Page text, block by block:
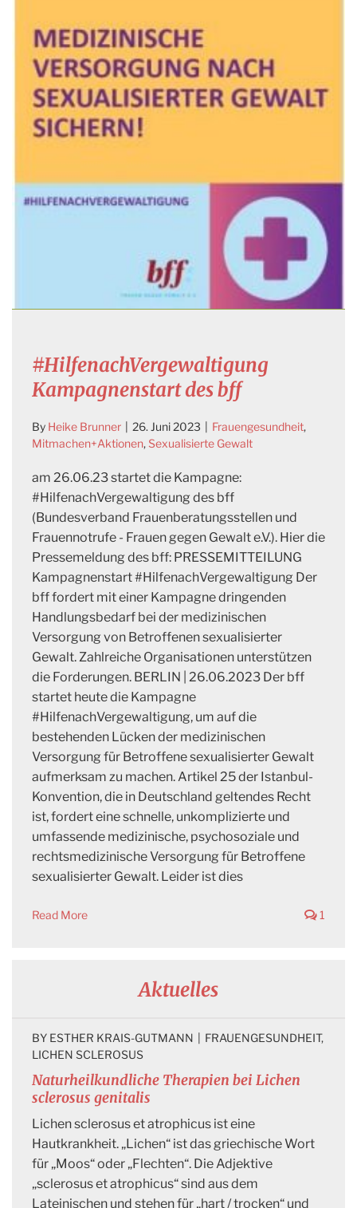
#HilfenachVergewaltigung
Kampagnenstart des bff
By Heike Brunner 26. Juni 2023 Frauengesundheit,
Mitmachen+Aktionen, Sexualisierte Gewalt
am 26.06.23 startet die Kampagne:
#HilfenachVergewaltigung des bff
(Bundesverband Frauenberatungsstellen und
Frauennotrufe - Frauen gegen Gewalt e.V.). Hier die
Pressemeldung des bff: PRESSEMITTEILUNG
Kampagnenstart #HilfenachVergewaltigung Der
bff fordert mit einer Kampagne dringenden
Handlungsbedarf bei der medizinischen
Versorgung von Betroffenen sexualisierter
Gewalt. Zahlreiche Organisationen unterstützen
die Forderungen. BERLIN | 26.06.2023 Der bff
startet heute die Kampagne
#HilfenachVergewaltigung, um auf die
bestehenden Lücken der medizinischen
Versorgung für Betroffene sexualisierter Gewalt
aufmerksam zu machen. Artikel 25 der Istanbul-
Konvention, die in Deutschland geltendes Recht
ist, fordert eine schnelle, unkomplizierte und
umfassende medizinische, psychosoziale und
rechtsmedizinische Versorgung für Betroffene
sexualisierter Gewalt. Leider ist dies
Read More 1
Aktuelles
Naturheilkundliche Therapien bei Lichen
sclerosus genitalis
BY ESTHER KRAIS-GUTMANN FRAUENGESUNDHEIT
LICHEN SCLEROSUS
Lichen sclerosus et atrophicus ist eine
Hautkrankheit. „Lichen“ ist das griechische Wort
für „Moos“ oder „Flechten“. Die Adjektive
„sclerosus et atrophicus“ sind aus dem
Lateinischen und stehen für „hart / trocken“ und